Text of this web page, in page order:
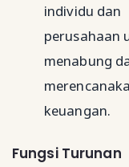
individu dan
perusahaan
menabung
keuangan.
Fungsi Turunan